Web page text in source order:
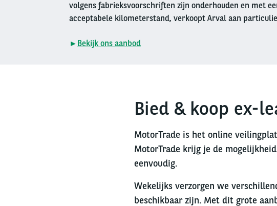
volgens fabrieksvoorschriften zijn onderhouden en met
acceptabele kilometerstand, verkoopt Arval aan
► Bekijk ons aanbod
Bied & koop ex-
MotorTrade is het online
MotorTrade krijg je de
eenvoudig.
Wekelijks verzorgen we
beschikbaar zijn. Met dit grote